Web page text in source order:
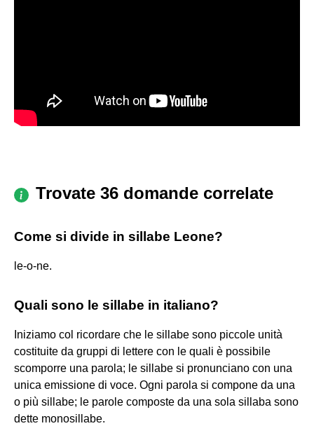
Trovate 36 domande correlate
Come si divide in sillabe Leone?
le-o-ne.
Quali sono le sillabe in italiano?
Iniziamo col ricordare che le sillabe sono piccole unità
costituite da gruppi di lettere con le quali è possibile
scomporre una parola; le sillabe si pronunciano con una
unica emissione di voce. Ogni parola si compone da una
o più sillabe; le parole composte da una sola sillaba sono
dette monosillabe.